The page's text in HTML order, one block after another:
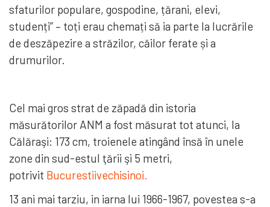
sfaturilor populare, gospodine, țărani, elevi,
studenți” – toți erau chemați să ia parte la lucrările
de deszăpezire a străzilor, căilor ferate și a
drumurilor.
Cel mai gros strat de zăpadă din istoria
măsurătorilor ANM a fost măsurat tot atunci, la
Călăraşi: 173 cm, troienele atingând însă în unele
zone din sud-estul ţării şi 5 metri,
potrivit Bucurestiivechisinoi.
13 ani mai tarziu, in iarna lui 1966-1967, povestea s-a